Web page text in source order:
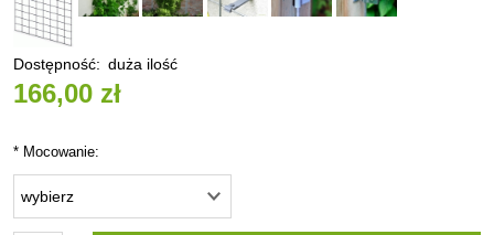
Dostępność: duża ilość
166,00 zł
* Mocowanie: